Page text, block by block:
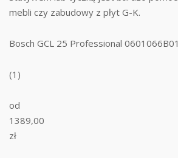
mebli czy zabudowy z płyt G-K.
Bosch GCL 25 Professional 0601066B01
(1)
od
1389,00
zł